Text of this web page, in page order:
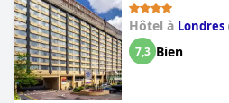
Hôtel à Londres
7,3 Bien